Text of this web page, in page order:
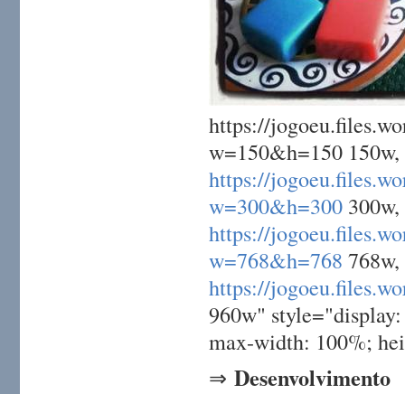
https://
w=150&h=150 150w,
https://
w=300&h=300 300w,
https://
w=768&h=768 768w,
https://
960w"
max-width: 100%;
⇒Desenvolvimento